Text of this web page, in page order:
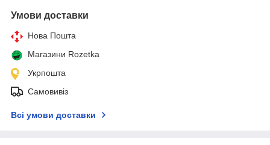
Умови доставки
Нова Пошта
Магазини Rozetka
Укрпошта
Самовивіз
Всі умови доставки